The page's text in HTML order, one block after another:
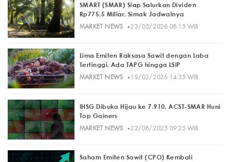
SMART (SMAR) Siap Salurkan Dividen
Rp775,5 Miliar, Simak Jadwalnya
MARKET NEWS· 23/05/2026 08:15 WIB
Lima Emiten Raksasa Sawit dengan Laba
Tertinggi, Ada TAPG hingga LSIP
MARKET NEWS· 19/03/2026 14:35 WIB
IHSG Dibuka Hijau ke 7.910, ACST-SMAR Huni
Top Gainers
MARKET NEWS· 22/08/2025 09:25 WIB
Saham Emiten Sawit (CPO) Kembali